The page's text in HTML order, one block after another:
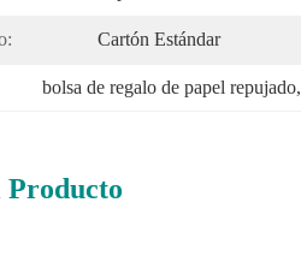
Cartón Estándar
bolsa de regalo de papel repujado,
Producto